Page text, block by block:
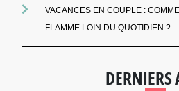
VACANCES EN COUPLE :
FLAMME LOIN DU QUOTIDIEN ?
DERNIERS